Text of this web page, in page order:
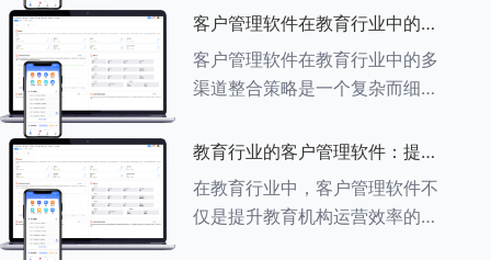
家长、教师及其他相关方的互
动，对教育机构实现可持续发展
具有重要意义。以下是教育
CRM如何助力教育
客户管理软件在教育行业中的多
渠道整合策略
客户管理软件在教育行业中的多
渠道整合策略是一个复杂而细致
多种渠道，提升教育机构的市场
竞争力、客户满意度和运营效
率。以下是对这一策略的具体分
析： ###
教育行业的客户管理软件：提升
家长参与度的关键
在教育行业中，客户管理软件不
仅是提升教育机构运营效率的重